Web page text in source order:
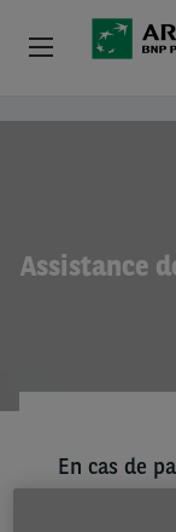
Assistance
En cas de
Particuliers
Conducteurs